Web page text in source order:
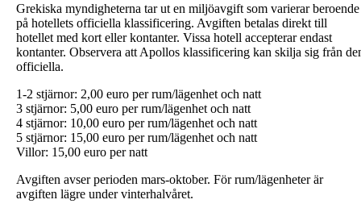
Grekiska myndigheterna tar ut en miljöavgift som varierar beroende
på hotellets officiella klassificering. Avgiften betalas direkt till
hotellet med kort eller kontanter. Vissa hotell accepterar endast
kontanter. Observera att Apollos klassificering kan skilja sig från
officiella.
1-2 stjärnor: 2,00 euro per rum/lägenhet och natt
3 stjärnor: 5,00 euro per rum/lägenhet och natt
4 stjärnor: 10,00 euro per rum/lägenhet och natt
5 stjärnor: 15,00 euro per rum/lägenhet och natt
Villor: 15,00 euro per natt
Avgiften avser perioden mars-oktober. För rum/lägenheter är
avgiften lägre under vinterhalvåret.